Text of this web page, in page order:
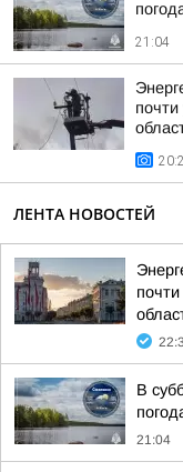
21:04
ЛЕНТА НОВОСТЕЙ
В
21:04